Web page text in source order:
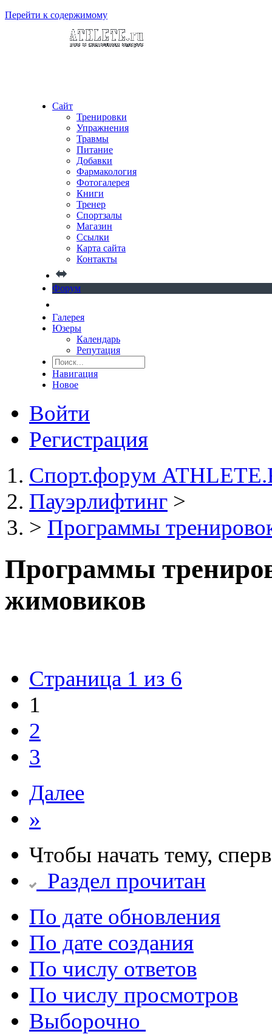
Перейти к содержимому
Сайт
Тренировки
Упражнения
Травмы
Питание
Добавки
Фармакология
Фотогалерея
Книги
Тренер
Спортзалы
Магазин
Ссылки
Карта сайта
Контакты
Форум
Галерея
Юзеры
Календарь
Репутация
Навигация
Новое
Войти
Регистрация
Спорт.форум
Пауэрлифтинг >
> Программы
Программы
жимовиков
Страница 1 из 6
1
2
3
Далее
»
Чтобы начать тему,
Раздел прочитан
По дате обновления
По дате создания
По числу ответов
По числу просмотров
Выборочно